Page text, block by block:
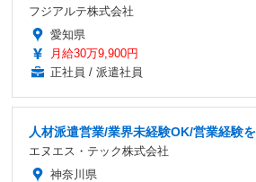
フジアルテ株式会社
愛知県
月給30万9,900円
正社員 / 派遣社員
人材派遣営業/業界未経験OK/営業経験
エヌエス・テック株式会社
神奈川県